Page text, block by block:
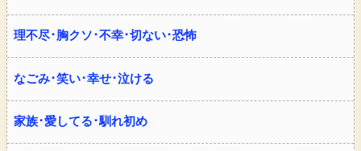
理不尽･胸クソ･不幸･切ない･恐怖
なごみ･笑い･幸せ･泣ける
家族･愛してる･馴れ初め